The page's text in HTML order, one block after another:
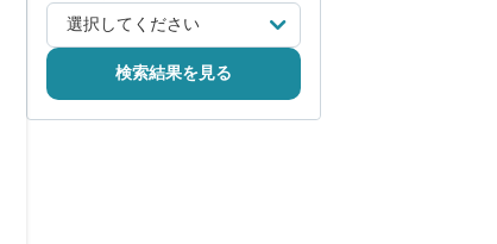
検索結果を見る